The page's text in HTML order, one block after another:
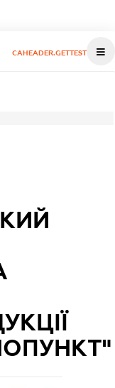
CAHEADER.GETTEST